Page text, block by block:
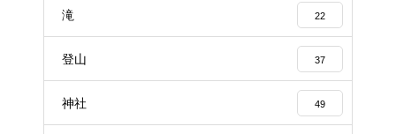
滝 22
登山 37
神社 49